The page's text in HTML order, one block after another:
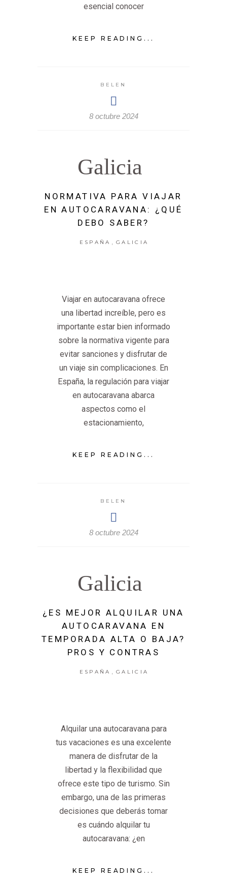
esencial conocer
KEEP READING...
BELEN
8 octubre 2024
Galicia
NORMATIVA PARA VIAJAR
EN AUTOCARAVANA: ¿QUÉ
DEBO SABER?
ESPAÑA GALICIA
Viajar en autocaravana ofrece
una libertad increíble, pero es
importante estar bien informado
sobre la normativa vigente para
evitar sanciones y disfrutar de
un viaje sin complicaciones. En
España, la regulación para viajar
en autocaravana abarca
aspectos como el
estacionamiento,
KEEP READING...
BELEN
8 octubre 2024
Galicia
¿ES MEJOR ALQUILAR UNA
AUTOCARAVANA EN
TEMPORADA ALTA O BAJA?
PROS Y CONTRAS
ESPAÑA GALICIA
Alquilar una autocaravana para
tus vacaciones es una excelente
manera de disfrutar de la
libertad y la flexibilidad que
ofrece este tipo de turismo. Sin
embargo, una de las primeras
decisiones que deberás tomar
es cuándo alquilar tu
autocaravana: ¿en
KEEP READING...